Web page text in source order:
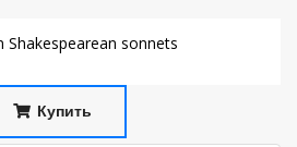
Shakespearean sonnets
Купить